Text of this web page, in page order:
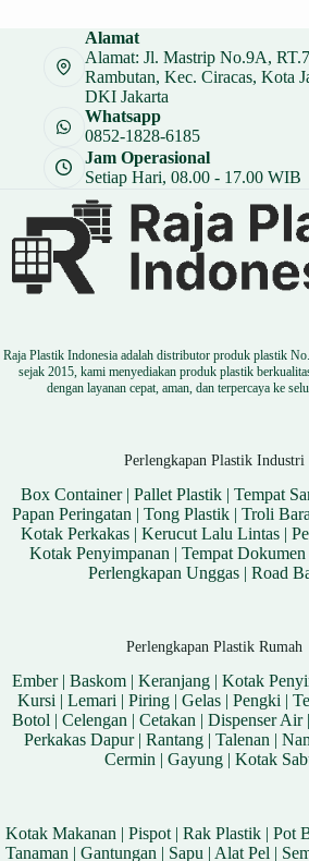
Alamat
Alamat: Jl. Mastrip No.9A,
Rambutan, Kec. Ciracas, Kota
DKI Jakarta
Whatsapp
0852-1828-6185
Jam Operasional
Setiap Hari, 08.00 - 17.00 WIB
Raja Plastik Indonesia adalah distributor produk plastik
sejak 2015, kami menyediakan produk plastik
dengan layanan cepat, aman, dan terpercaya ke
Perlengkapan Plastik Industri
Box Container| Pallet Plastik| Tempat
Papan Peringatan |Tong Plastik |Troli
Kotak Perkakas| Kerucut Lalu Lintas|
Kotak Penyimpanan | Tempat Dokumen
Perlengkapan Unggas |Road
Perlengkapan Plastik Rumah
Ember|Baskom |Keranjang |Kotak
Kursi |Lemari |Piring |Gelas |Pengki |
Botol |Celengan |Cetakan |Dispenser Air
Perkakas Dapur| Rantang| Talenan |
Cermin | Gayung| Kotak
Kotak Makanan |Pispot |Rak Plastik |Pot
Tanaman | Gantungan | Sapu | Alat Pel |